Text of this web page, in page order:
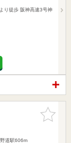
り徒歩 阪神高速3号神
お気に入
りに追加
道駅606m